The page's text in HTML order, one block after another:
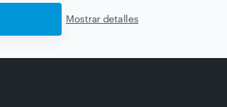
Mostrar detalles